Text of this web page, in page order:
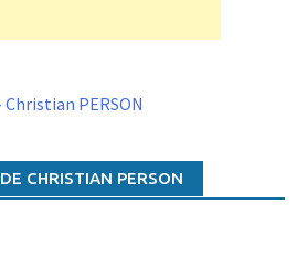
Christian PERSON
CHRISTIAN PERSON